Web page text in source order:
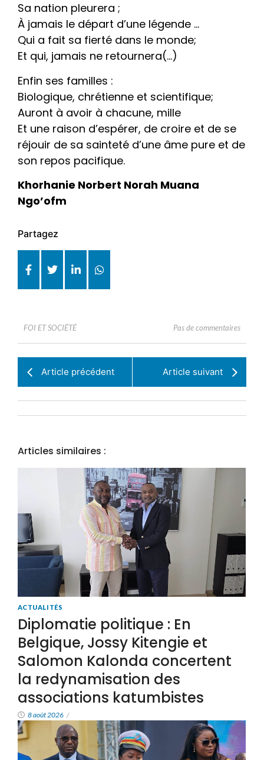
Sa nation pleurera ;
À jamais le départ d’une légende …
Qui a fait sa fierté dans le monde;
Et qui, jamais ne retournera(…)
Enfin ses familles :
Biologique, chrétienne et scientifique;
Auront à avoir à chacune, mille
Et une raison d’espérer, de croire et de se
réjouir de sa sainteté d’une âme pure et de
son repos pacifique.
Khorhanie Norbert Norah Muana
Ngo’ofm
Partagez
FOI ET SOCIÉTÉ Pas de commentaires
Article précédent Article suivant
Articles similaires :
ACTUALITÉS
Diplomatie politique : En
Belgique, Jossy Kitengie et
Salomon Kalonda concertent
la redynamisation des
associations katumbistes
8 août 2026 /